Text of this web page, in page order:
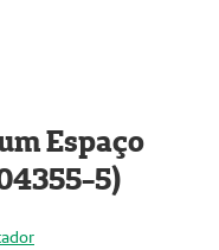
Espaço
5)